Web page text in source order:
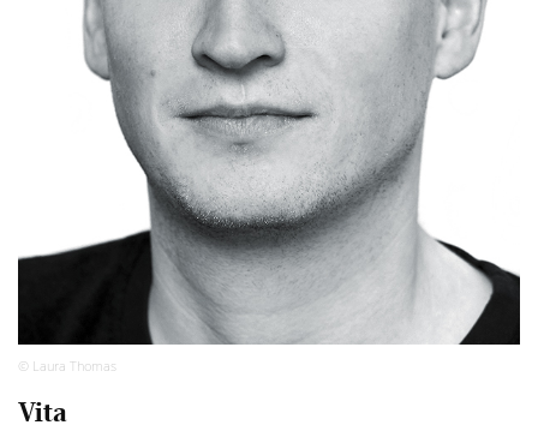
© Laura Thomas
Vita